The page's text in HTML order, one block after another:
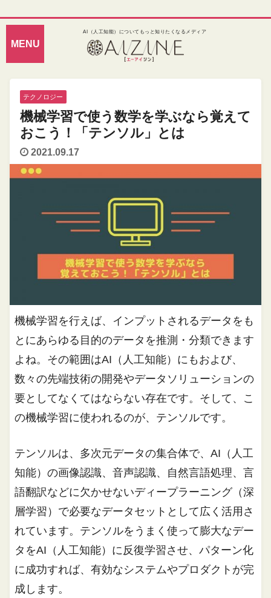
AI（人工知能）についてもっと知りたくなるメディア
テクノロジー
機械学習で使う数学を学ぶなら覚えて
おこう！「テンソル」とは
2021.09.17
機械学習を行えば、インプットされるデータをも
とにあらゆる目的のデータを推測・分類できます
よね。その範囲はAI（人工知能）にもおよび、
数々の先端技術の開発やデータソリューションの
要としてなくてはならない存在です。そして、こ
の機械学習に使われるのが、テンソルです。
テンソルは、多次元データの集合体で、AI（人工
知能）の画像認識、音声認識、自然言語処理、言
語翻訳などに欠かせないディープラーニング（深
層学習）で必要なデータセットとして広く活用さ
れています。テンソルをうまく使って膨大なデー
タをAI（人工知能）に反復学習させ、パターン化
に成功すれば、有効なシステムやプロダクトが完
成します。